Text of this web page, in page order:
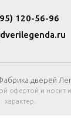
120-56-96
дверей
офертой и
характер.